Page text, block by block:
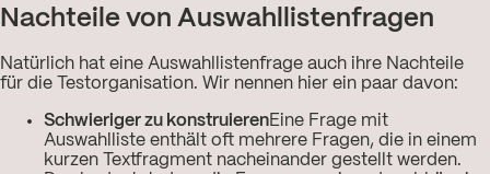
Nachteile von Auswahllistenfragen
Natürlich hat eine Auswahllistenfrage auch ihre Nachteile
für die Testorganisation. Wir nennen hier ein paar davon:
Schwieriger zu konstruierenEine Frage mit
Auswahlliste enthält oft mehrere Fragen, die in einem
kurzen Textfragment nacheinander gestellt werden.